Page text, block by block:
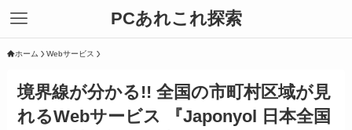
PCあれこれ探索
ホーム Webサービス
境界線が分かる!! 全国の市町村区域が見
れるWebサービス 『Japonyol 日本全国